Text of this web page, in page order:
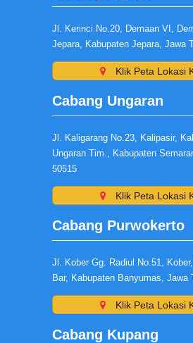
Jl. Kerinci No.20, Demaan VI,
Jepara, Kabupaten Jepara, Jawa
Klik Peta Lokasi
Cabang Ungaran
Jl. Kaligarang No.23, Kalipasir,
Ungaran Tim., Kabupaten
50515
Klik Peta Lokasi
Cabang Purwokerto
Jl. Kober Gg. Radiul No.51,
Bar, Kabupaten Banyumas, Jawa
Klik Peta Lokasi
Cabang Kupang